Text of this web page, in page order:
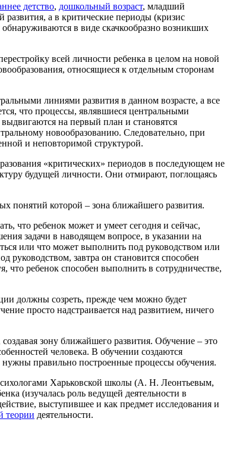
детство, дошкольный возраст, младший
а в критические периоды (кризис
в виде скачкообразно возникших
всей личности ребенка в целом на новой
относящиеся к отдельным сторонам
линиями развития в данном возрасте, а все
что процессы, являвшиеся центральными
на первый план и становятся
новообразованию. Следовательно, при
и неповторимой структурой.
«критических» периодов в последующем не
будущей личности. Они отмирают, поглощаясь
понятий которой – зона ближайшего развития.
что ребенок может и умеет сегодня и сейчас,
задачи в наводящем вопросе, в указании на
или что может выполнить под руководством или
руководством, завтра он становится способен
что ребенок способен выполнить в сотрудничестве,
должны созреть, прежде чем можно будет
просто надстраивается над развитием, ничего
зону ближайшего развития. Обучение – это
человека. В обучении создаются
нужны правильно построенные процессы обучения.
Харьковской школы (А. Н. Леонтьевым,
(изучалась роль ведущей деятельности в
выступившее и как предмет исследования и
теории деятельности.